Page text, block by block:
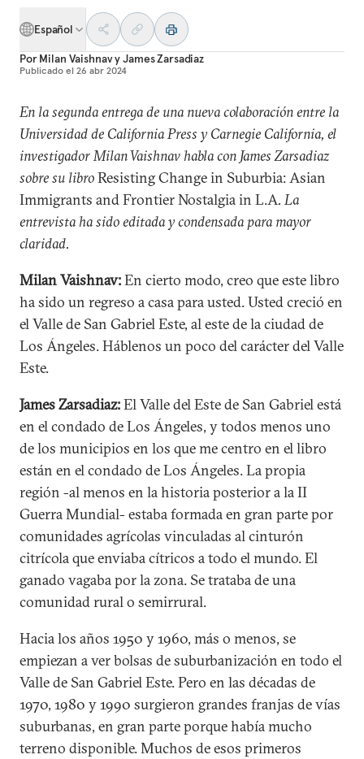
Español
PorMilan VaishnavyJames Zarsadiaz
Publicado el 26 abr 2024
En la segunda entrega de una nueva colaboración entre la
Universidad de California Press y Carnegie California, el
investigador Milan Vaishnav habla con James Zarsadiaz
sobre su libroResisting Change in Suburbia: Asian
Immigrants and Frontier Nostalgia in L.A. La
entrevista ha sido editada y condensada para mayor
claridad.
Milan Vaishnav:En cierto modo, creo que este libro
ha sido un regreso a casa para usted. Usted creció en
el Valle de San Gabriel Este, al este de la ciudad de
Los Ángeles. Háblenos un poco del carácter del Valle
Este.
James Zarsadiaz:El Valle del Este de San Gabriel está
en el condado de Los Ángeles, y todos menos uno
de los municipios en los que me centro en el libro
están en el condado de Los Ángeles. La propia
región -al menos en la historia posterior a la II
Guerra Mundial- estaba formada en gran parte por
comunidades agrícolas vinculadas al cinturón
citrícola que enviaba cítricos a todo el mundo. El
ganado vagaba por la zona. Se trataba de una
comunidad rural o semirrural.
Hacia los años 1950 y 1960, más o menos, se
empiezan a ver bolsas de suburbanización en todo el
Valle de San Gabriel Este. Pero en las décadas de
1970, 1980 y 1990 surgieron grandes franjas de vías
suburbanas, en gran parte porque había mucho
terreno disponible. Muchos de esos primeros